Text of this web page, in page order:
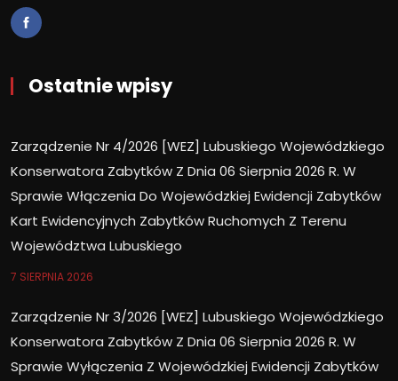
Ostatnie wpisy
Zarządzenie Nr 4/2026 [WEZ] Lubuskiego Wojewódzkiego
Konserwatora Zabytków Z Dnia 06 Sierpnia 2026 R. W
Sprawie Włączenia Do Wojewódzkiej Ewidencji Zabytków
Kart Ewidencyjnych Zabytków Ruchomych Z Terenu
Województwa Lubuskiego
7 SIERPNIA 2026
Zarządzenie Nr 3/2026 [WEZ] Lubuskiego Wojewódzkiego
Konserwatora Zabytków Z Dnia 06 Sierpnia 2026 R. W
Sprawie Wyłączenia Z Wojewódzkiej Ewidencji Zabytków